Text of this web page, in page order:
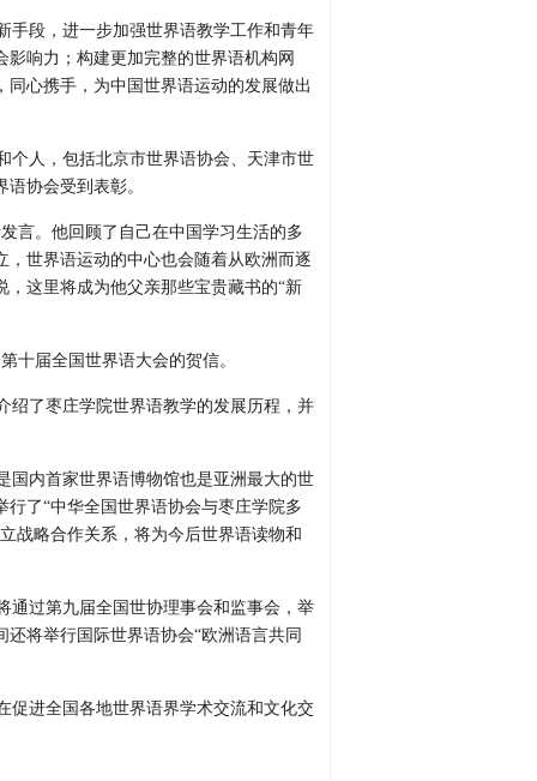
手段，进一步加强世界语教学工作和青年
响力；构建更加完整的世界语机构网
心携手，为中国世界语运动的发展做出
个人，包括北京市世界语协会、天津市世
协会受到表彰。
言。他回顾了自己在中国学习生活的多
世界语运动的中心也会随着从欧洲而逐
这里将成为他父亲那些宝贵藏书的“新
十届全国世界语大会的贺信。
绍了枣庄学院世界语教学的发展历程，并
国内首家世界语博物馆也是亚洲最大的世
了“中华全国世界语协会与枣庄学院多
战略合作关系，将为今后世界语读物和
通过第九届全国世协理事会和监事会，举
将举行国际世界语协会“欧洲语言共同
促进全国各地世界语界学术交流和文化交